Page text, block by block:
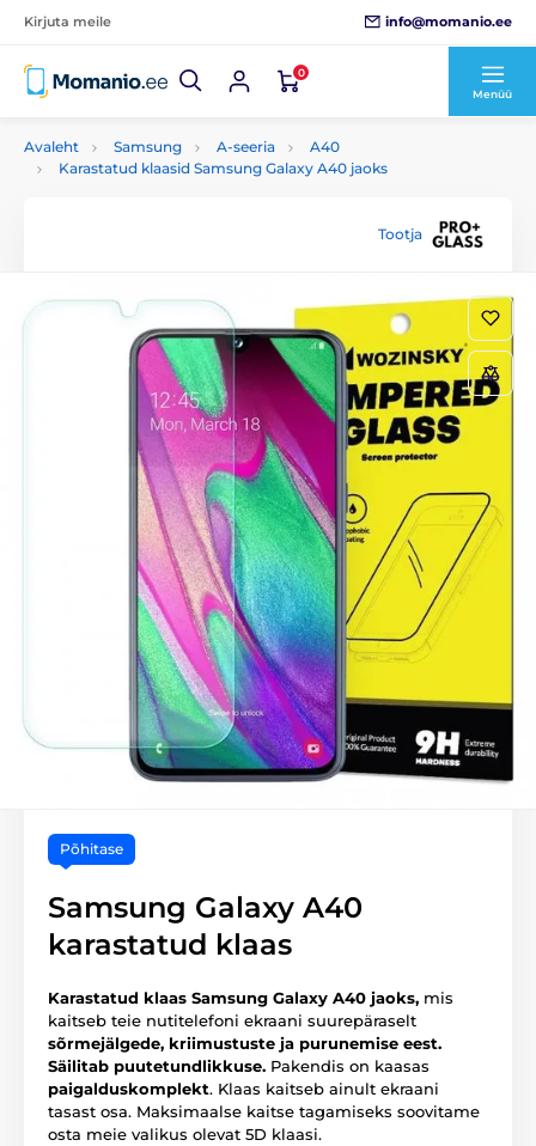
Kirjuta meile info@momanio.ee
0
Menüü
Avaleht Samsung A-seeria
A40
Karastatud klaasid Samsung Galaxy A40 jaoks
Tootja
Põhitase
Samsung Galaxy A40
karastatud klaas
Karastatud klaas Samsung Galaxy A40 jaoks, mis
kaitseb teie nutitelefoni ekraani suurepäraselt
sõrmejälgede, kriimustuste ja purunemise eest.
Säilitab puutetundlikkuse. Pakendis on kaasas
paigalduskomplekt. Klaas kaitseb ainult ekraani
tasast osa. Maksimaalse kaitse tagamiseks soovitame
osta meie valikus olevat 5D klaasi.